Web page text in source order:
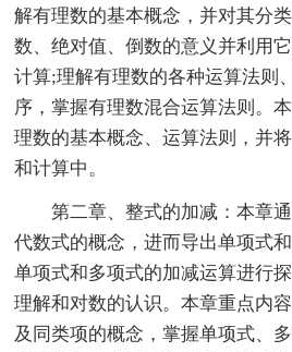
解有理数的基本概念，并对其分
数、绝对值、倒数的意义并利用
计算;理解有理数的各种运算法则
序，掌握有理数混合运算法则。
理数的基本概念、运算法则，并
和计算中。
第二章、整式的加减：本章通
代数式的概念，进而导出单项式
单项式和多项式的加减运算进行
理解和对数的认识。本章重点内
及同类项的概念，掌握单项式、